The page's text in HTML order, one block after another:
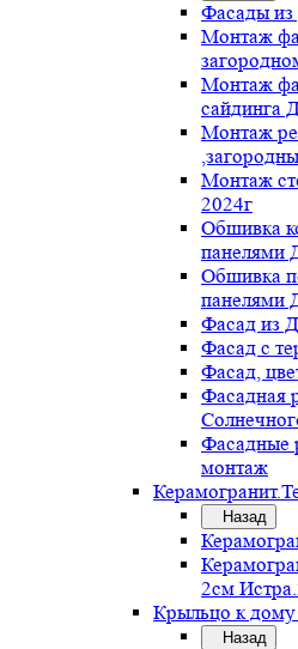
Фасады
Монтаж
Монтаж
сайдинга
Монтаж
Монтаж
2024г
Обшивка
панелями
Обшивка
панелями
Фасад из
Фасад с
Фасад,
Фасадная
Фасадные
монтаж
Назад
2см
Крыльцо к дому
Назад